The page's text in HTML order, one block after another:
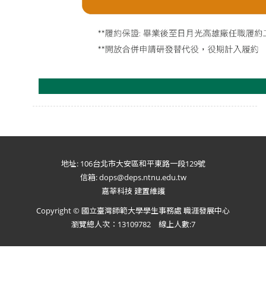
地址: 106台北市大安區和平東路一段129號
信箱: dops@deps.ntnu.edu.tw
嘉莘科技 建置維護
Copyright © 國立臺灣師範大學學生事務處 職涯發展中心
瀏覽總人次：13109782 線上人數:7